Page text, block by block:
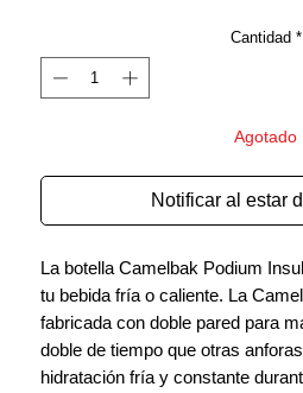
Cantidad *
Agotado
Notificar al estar
La botella Camelbak Podium
tu bebida fría o caliente. La
fabricada con doble pared para
doble de tiempo que otras
hidratación fría y constante